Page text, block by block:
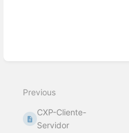
Previous
CXP-Cliente-
Servidor